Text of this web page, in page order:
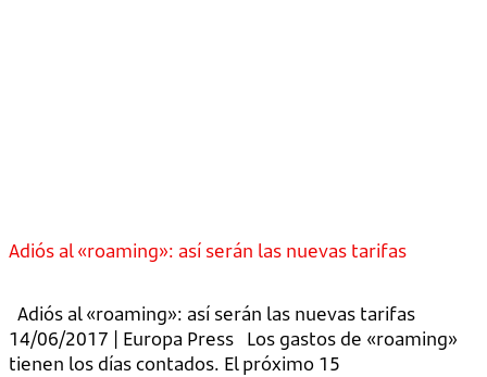
Adiós al «roaming»: así serán las nuevas tarifas
Adiós al «roaming»: así serán las nuevas tarifas
14/06/2017 | Europa Press Los gastos de «roaming»
tienen los días contados. El próximo 15